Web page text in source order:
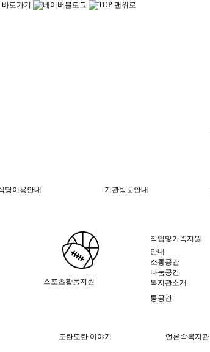
당이용안내
기관방문안내
스포츠활동지원
직업및가족지원
통공간
도란도란 이야기 언론속복지관
안내
소통공간
나눔공간
복지관소개